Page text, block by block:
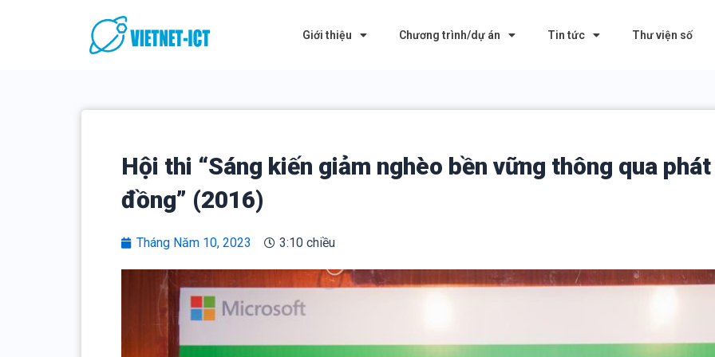
Giới thiệu Chương trình/dự án Tin tức Thư viện số
Hội thi “Sáng kiến giảm nghèo bền vững thông qua
đồng” (2016)
Tháng Năm 10, 2023 3:10 chiều